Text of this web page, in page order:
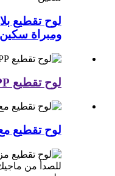
لوح تقطيع
ومبراة سكين
لوح تقطيع RPP
لوح تقطيع مع